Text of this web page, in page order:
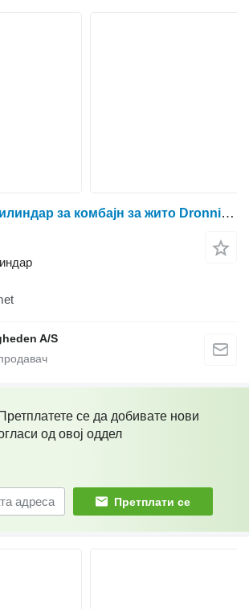
Хидрауличен цилиндар за комбајн за жито Dronningborg D4000
A/S
Претплатете се да добивате нови
од овој оддел
Претплати се